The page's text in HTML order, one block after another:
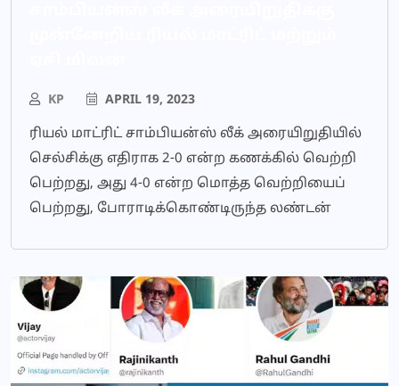
KP APRIL 19, 2023
ரியல் மாட்ரிட் சாம்பியன்ஸ் லீக் அரையிறுதியில்
செல்சிக்கு எதிராக 2-0 என்ற கணக்கில் வெற்றி
பெற்றது, அது 4-0 என்ற மொத்த வெற்றியைப்
பெற்றது, போராடிக்கொண்டிருந்த லண்டன்